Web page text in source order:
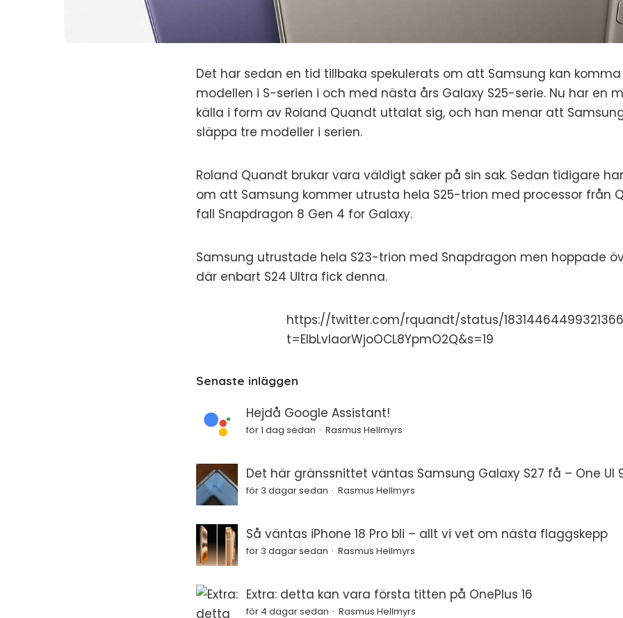
Det har sedan en tid tillbaka spekulerats om att Samsung kan
modellen i S-serien i och med nästa års Galaxy S25-serie. Nu har en
källa i form av Roland Quandt uttalat sig, och han menar att
släppa tre modeller i serien.
Roland Quandt brukar vara väldigt säker på sin sak. Sedan tidigare
om att Samsung kommer utrusta hela S25-trion med processor från
fall Snapdragon 8 Gen 4 for Galaxy.
Samsung utrustade hela S23-trion med Snapdragon men hoppade
där enbart S24 Ultra fick denna.
https://twitter.com/rquandt/status/
t=EIbLvlaorWjoOCL8YpmO2Q&s=19
Senaste inläggen
Hejdå Google Assistant!
för 1 dag sedan Rasmus Hellmyrs
Det här gränssnittet väntas Samsung Galaxy S27 få – One UI
för 3 dagar sedan Rasmus Hellmyrs
Så väntas iPhone 18 Pro bli – allt vi vet om nästa flaggskepp
för 3 dagar sedan Rasmus Hellmyrs
Extra: detta kan vara första titten på OnePlus 16
för 4 dagar sedan Rasmus Hellmyrs